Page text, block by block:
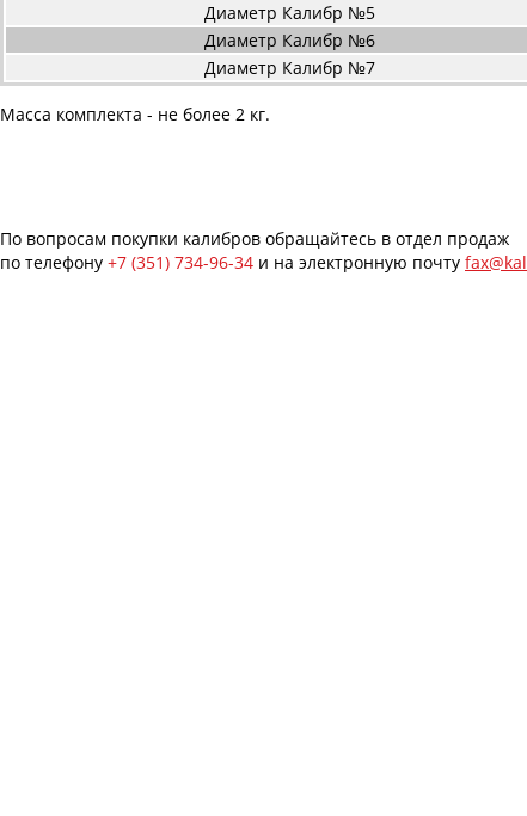
Диаметр Калибр №5
Диаметр Калибр №6
Диаметр Калибр №7
Масса комплекта - не более 2 кг.
По вопросам покупки калибров обращайтесь в отдел продаж
по телефону +7 (351) 734-96-34 и на электронную почту